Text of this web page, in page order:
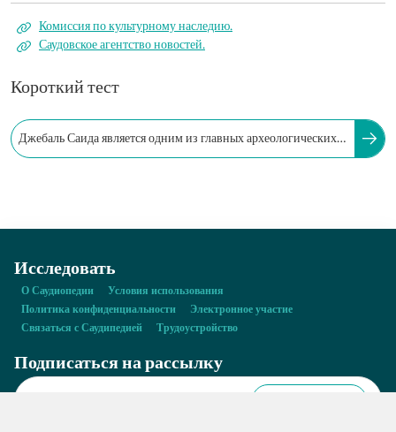
Комиссия по культурному наследию.
Саудовское агентство новостей.
Короткий тест
Джебаль Саида является одним из главных археологических
Исследовать
О Саудиопедии
Условия использования
Политика конфиденциальности
Электронное участие
Связаться с Саудипедией
Трудоустройство
Подписаться на рассылку